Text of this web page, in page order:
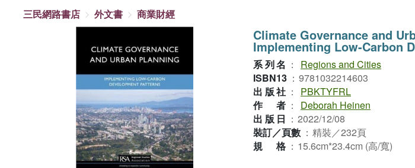
三民網路書店
外文書 商業財經
Climate Governance and
Implementing Low-Carbon
系列名 ：
Regions and Cities
ISBN13 ： 9781032214603
出版社 ：
PBKTYFRL
作者 ：
Deborah Heinen
出版日 ： 2022/12/08
裝訂／頁數 ： 精裝／232頁
規格 ： 15.6cm*23.4cm (高/寬)